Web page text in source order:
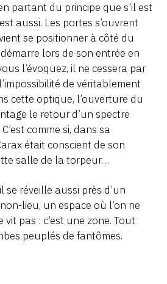
partant du principe que s’il est
aussi. Les portes s’ouvrent
se positionner à côté du
lors de son entrée en
l’évoquez, il ne cessera par
de véritablement
cette optique, l’ouverture du
le retour d’un spectre
comme si, dans sa
était conscient de son
salle de la torpeur…
se réveille aussi près d’un
lieu, un espace où l’on ne
vit pas : c’est une zone. Tout
peuplés de fantômes.